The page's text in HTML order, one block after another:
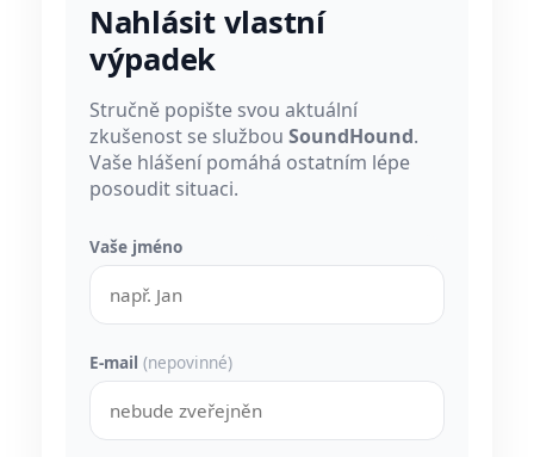
Nahlásit vlastní
výpadek
Stručně popište svou aktuální
zkušenost se službou SoundHound.
Vaše hlášení pomáhá ostatním lépe
posoudit situaci.
Vaše jméno
E-mail (nepovinné)